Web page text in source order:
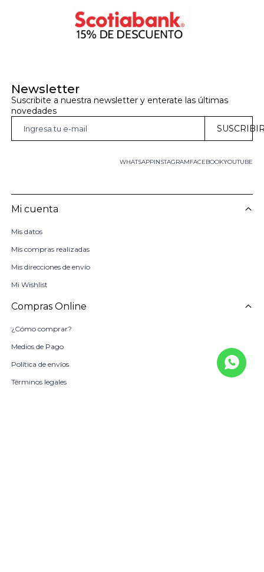
Newsletter
Suscribite a nuestra newsletter y enterate las últimas
novedades
WHATSAPP FACEBOOKYOUTUBE
INSTAGRAM
Mi cuenta
Mis datos
Mis compras realizadas
Mis direcciones de envío
Mi Wishlist
Compras Online
¿Cómo comprar?
Medios de Pago
Política de envíos
Términos legales